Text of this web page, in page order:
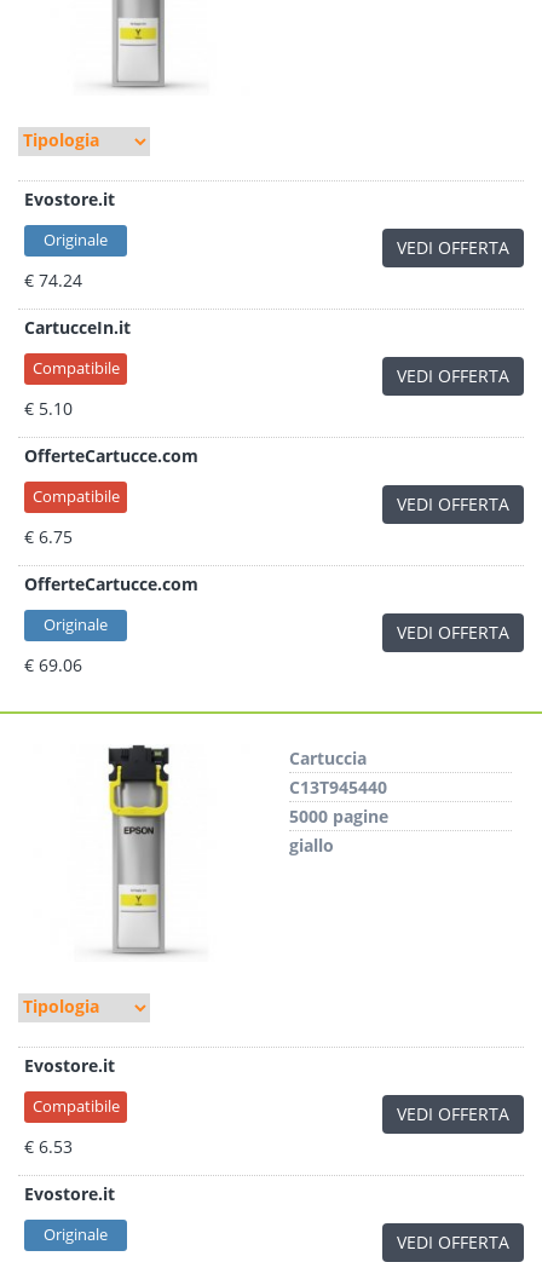
Evostore.it
Originale
€ 74.24
VEDI OFFERTA
CartucceIn.it
Compatibile
€ 5.10
VEDI OFFERTA
OfferteCartucce.com
Compatibile
€ 6.75
VEDI OFFERTA
OfferteCartucce.com
Originale
€ 69.06
VEDI OFFERTA
Cartuccia
C13T945440
5000 pagine
giallo
Evostore.it
Compatibile
€ 6.53
VEDI OFFERTA
Evostore.it
Originale VEDI OFFERTA